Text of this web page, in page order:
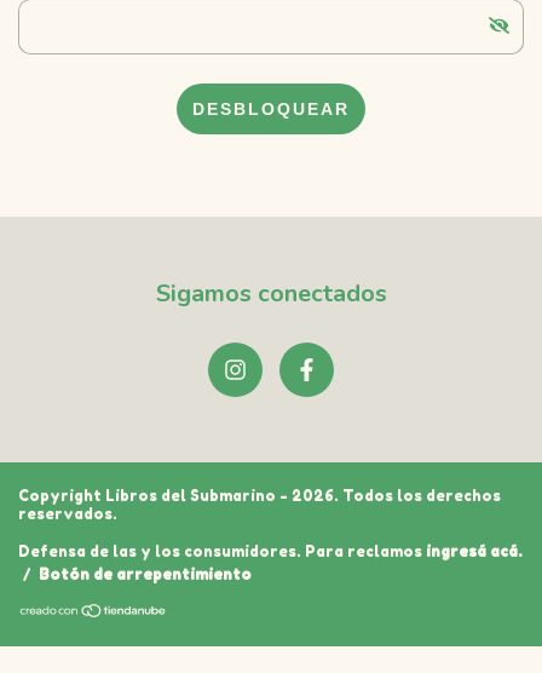
DESBLOQUEAR
Sigamos conectados
Copyright Libros del Submarino - 2026. Todos los derechos
reservados.
Defensa de las y los consumidores. Para reclamos ingresá acá.
/ Botón de arrepentimiento